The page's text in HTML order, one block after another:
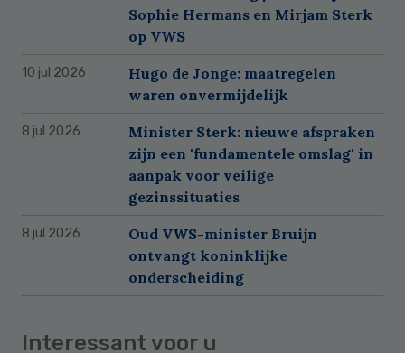
Sophie Hermans en Mirjam Sterk
op VWS
10 jul 2026
Hugo de Jonge: maatregelen
waren onvermijdelijk
8 jul 2026
Minister Sterk: nieuwe afspraken
zijn een 'fundamentele omslag' in
aanpak voor veilige
gezinssituaties
8 jul 2026
Oud VWS-minister Bruijn
ontvangt koninklijke
onderscheiding
Interessant voor u